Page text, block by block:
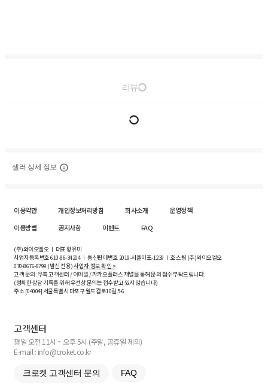
리뷰
셀러 상세 정보
이용약관 개인정보처리방침 회사소개
운영정책
이용방법
공지사항 이벤트 FAQ
(주)와이오엘오 ㅣ 대표 황유미
사업자등록번호610-86-34204ㅣ 통신판매번호 2019-서울마포-1239 ㅣ 호스팅 (주)와이오엘오
070-8676-8799 (발신 전용)사업자 정보 확인 >
고객 문의: 우측 고객센터 / 이메일 / 카카오플러스 채널을 통해 문의 접수 부탁드립니다.
(정확한 상담 기록을 위해 유선상 문의는 접수받고 있지 않습니다)
주소 [04004] 서울특별시 마포구 월드컵로10길5-6
고객센터
평일 오전 11시 ~ 오후 5시 (주말, 공휴일 제외)
E-mail : info@croket.co.kr
크로켓 고객센터 문의 FAQ